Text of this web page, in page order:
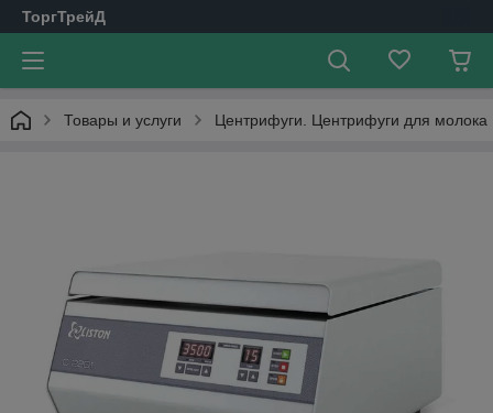
ТоргТрейД
Товары и услуги Центрифуги. Центрифуги для молока